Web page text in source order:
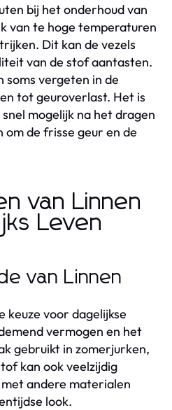
bij het onderhoud van
van te hoge temperaturen
Dit kan de vezels
van de stof aantasten.
soms vergeten in de
tot geuroverlast. Het is
mogelijk na het dragen
de frisse geur en de
van Linnen
Leven
van Linnen
keuze voor dagelijkse
vermogen en het
gebruikt in zomerjurken,
kan ook veelzijdig
andere materialen
look.